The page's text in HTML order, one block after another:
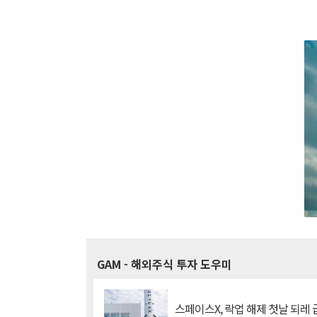
GAM - 해외주식 투자 도우미
스페이스X, 락업 해제 첫날 되레